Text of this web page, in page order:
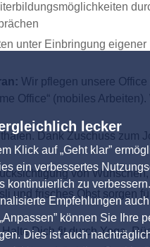
lecker
Klick auf „Geht klar”
ein verbessertes
kontinuierlich zu
Empfehlungen
können Sie Ihre
Dies ist auch
unter Einbringung
Wir pflegen unsere
Office“ (mobiles
Dank Zuschuss zum
von
und frisches Obst sorgen
Halte Dich fit durch Yoga,